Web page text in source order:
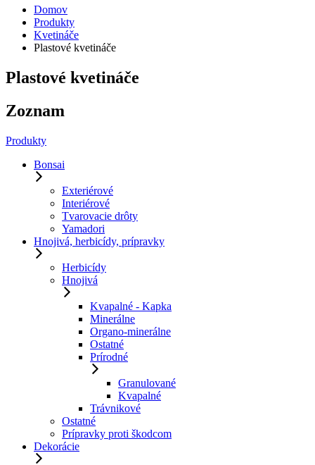
Domov
Produkty
Kvetináče
Plastové kvetináče
Plastové kvetináče
Zoznam
Produkty
Bonsai
Exteriérové
Interiérové
Tvarovacie drôty
Yamadori
Hnojivá, herbicídy, prípravky
Herbicídy
Hnojivá
Kvapalné - Kapka
Minerálne
Organo-minerálne
Ostatné
Prírodné
Granulované
Kvapalné
Trávnikové
Ostatné
Prípravky proti škodcom
Dekorácie